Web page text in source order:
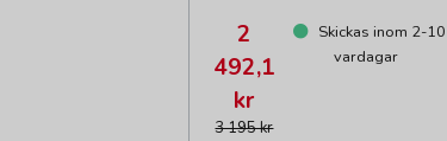
3 195 kr
2
492,1
kr
Skickas inom 2-10
vardagar